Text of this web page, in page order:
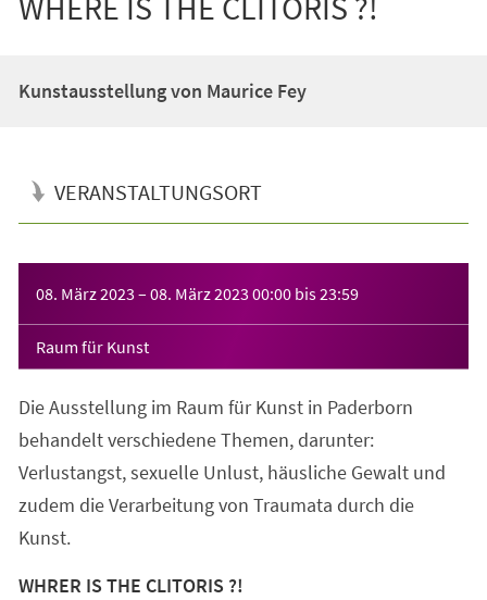
Kunstausstellung von Maurice Fey
VERANSTALTUNGSORT
08. März 2023 – 08. März 2023 00:00 bis23:59
Raum für Kunst
Die Ausstellung im Raum für Kunst in Paderborn
behandelt verschiedene Themen, darunter:
Verlustangst, sexuelle Unlust, häusliche Gewalt und
zudem die Verarbeitung von Traumata durch die
Kunst.
WHRER IS THE CLITORIS ?!